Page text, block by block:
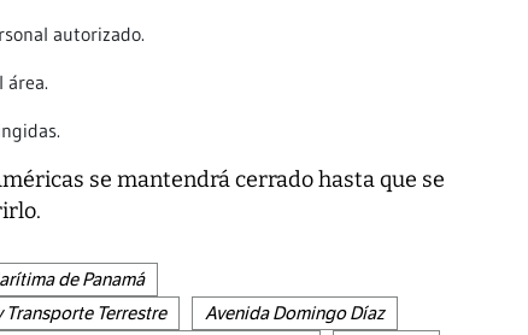
autorizado.
área.
se mantendrá cerrado hasta que se
de Panamá
Terrestre
Avenida Domingo Díaz